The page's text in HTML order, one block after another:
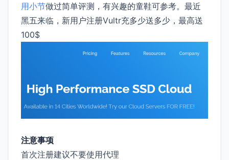
用小节做过简单评测，有兴趣的童鞋可参考。最近
黑五来临，新用户注册Vultr充多少送多少，最高送
100$
注意事项
首次注册建议不要使用代理